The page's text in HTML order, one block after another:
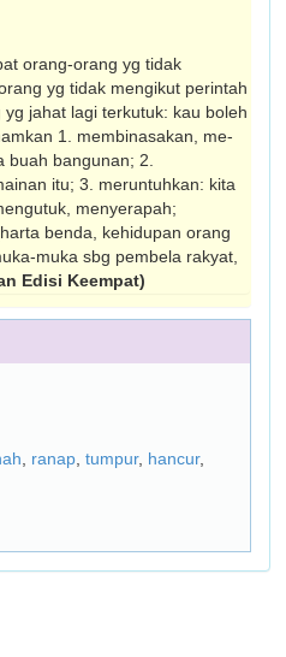
orang-orang yg tidak
yg tidak mengikut perintah
jahat lagi terkutuk: kau boleh
1. membinasakan, me­
bangunan; 2.
itu; 3. meruntuhkan: kita
menyerapah;
benda, kehidupan orang
muka sbg pembela rakyat,
Edisi Keempat)
ranap tumpur, hancur,